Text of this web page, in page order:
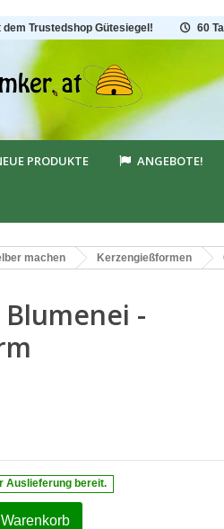
Trustedshop Gütesiegel!
60
PRODUKTE ANGEBOTE!
machen Kerzengießformen
Blumenei -
Auslieferung bereit.
Warenkorb